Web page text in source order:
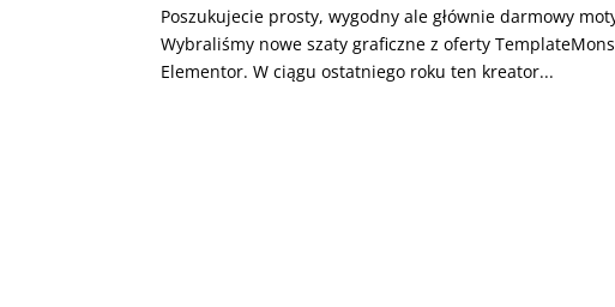
Poszukujecie prosty, wygodny ale głównie darmowy
Wybraliśmy nowe szaty graficzne z oferty
Elementor. W ciągu ostatniego roku ten kreator...